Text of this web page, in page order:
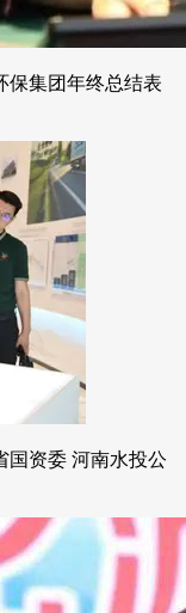
保集团年终总结表
国资委 河南水投公